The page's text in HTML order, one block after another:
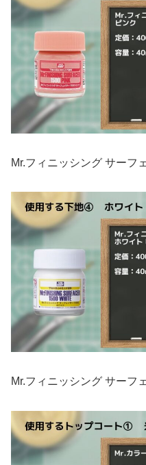
Mr.フィニッシング サー
Mr.フィニッシング サー